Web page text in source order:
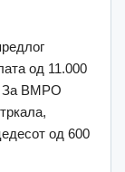
од 11.000
За ВМРО
од 600